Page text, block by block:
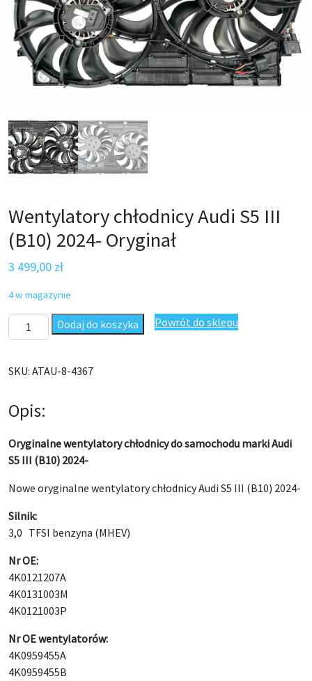
Wentylatory chłodnicy Audi S5 III
(B10) 2024- Oryginał
3 499,00 zł
4 w magazynie
ilość Wentylatory chłodnicy Audi S5 III (B10) 2024- Oryginał
Dodaj do koszyka Powrót do sklepu
SKU: ATAU-8-4367
Opis:
Oryginalne wentylatory chłodnicy do samochodu marki Audi
S5 III (B10) 2024-
Nowe oryginalne wentylatory chłodnicy Audi S5 III (B10) 2024-
Silnik:
3,0 TFSI benzyna (MHEV)
Nr OE:
4K0121207A
4K0131003M
4K0121003P
Nr OEwentylatorów:
4K0959455A
4K0959455B